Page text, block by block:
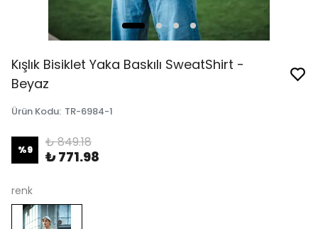
Kışlık Bisiklet Yaka Baskılı SweatShirt -
Beyaz
Ürün Kodu: TR-6984-1
%9 ₺ 849.18
₺ 771.98
renk